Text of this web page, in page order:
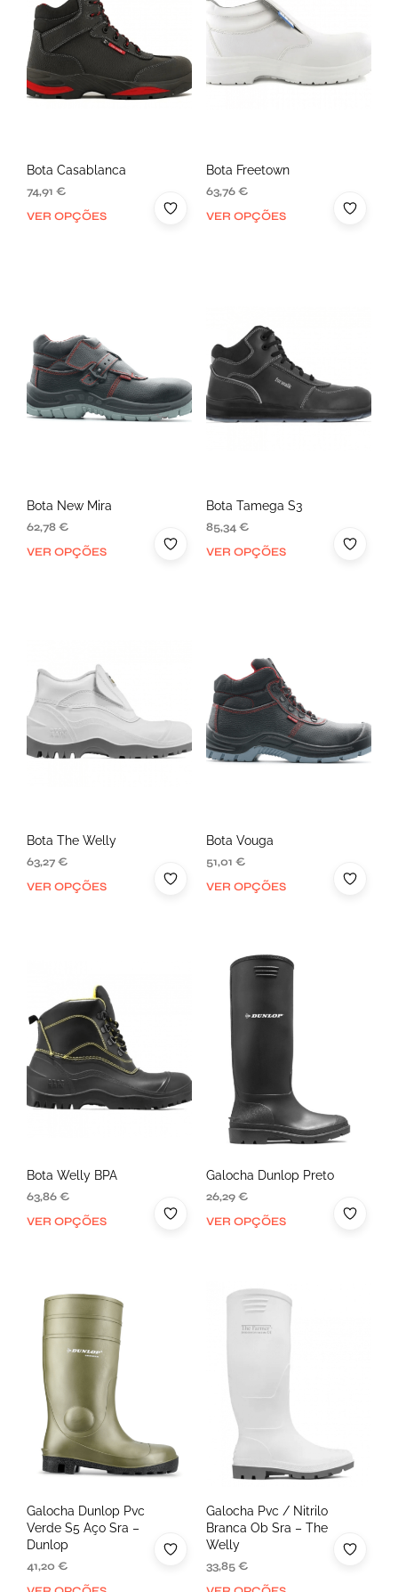
Bota Casablanca
74,91 €
VER OPÇÕES
Bota Freetown
63,76€
VER OPÇÕES
Bota New Mira
62,78€
VER OPÇÕES
Bota Tamega S3
85,34€
VER OPÇÕES
Bota The Welly
63,27€
VER OPÇÕES
Bota Vouga
51,01 €
VER OPÇÕES
Bota Welly BPA
63,86€
VER OPÇÕES
Galocha Dunlop Preto
26,29€
VER OPÇÕES
Galocha Dunlop Pvc
Verde S5 Aço Sra –
Dunlop
41,20 €
Galocha Pvc / Nitrilo
Branca Ob Sra – The
Welly
33,85€